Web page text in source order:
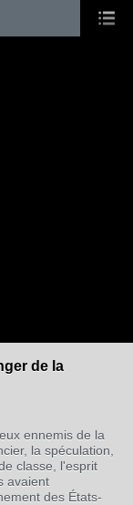
de la
ennemis de la
la spéculation,
classe, l'esprit
avaient
des États-